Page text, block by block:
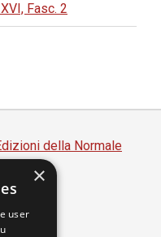
Fasc. 2
della Normale
Pisa×
user